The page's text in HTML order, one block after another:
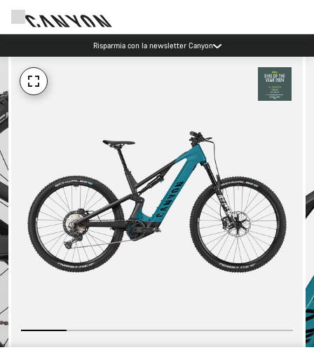
Risparmia con la newsletter Canyon